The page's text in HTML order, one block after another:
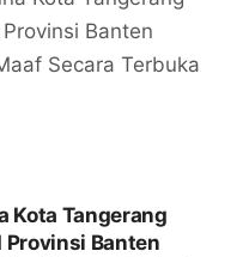
Kota Tangerang
Banten